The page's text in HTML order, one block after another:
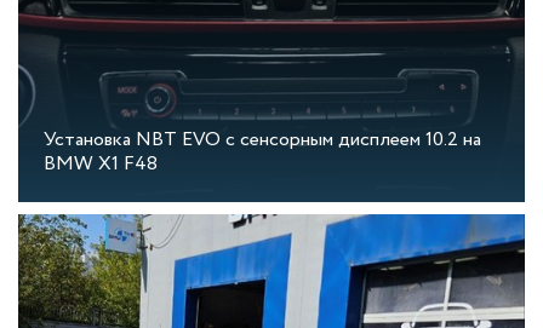
Установка NBT EVO с сенсорным дисплеем 10.2 на
BMW X1 F48